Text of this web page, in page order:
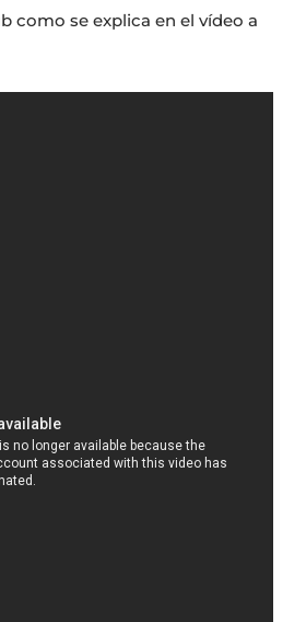
como se explica en el vídeo a